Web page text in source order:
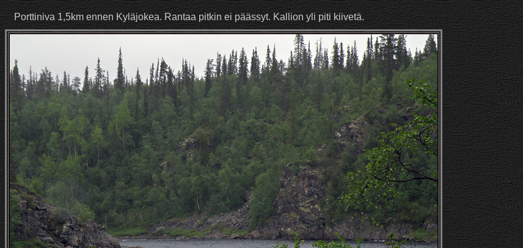
Porttiniva 1,5km ennen Kyläjokea. Rantaa pitkin ei päässyt. Kallion yli piti kiivetä.